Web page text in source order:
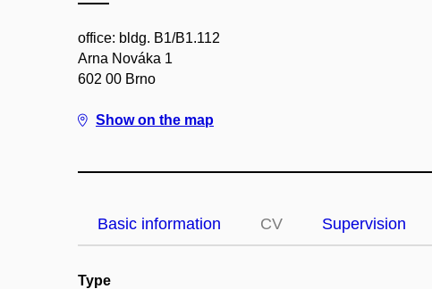
office: bldg. B1/B1.112
Arna Nováka 1
602 00 Brno
Show on the map
Basic information CV Supervision
Type